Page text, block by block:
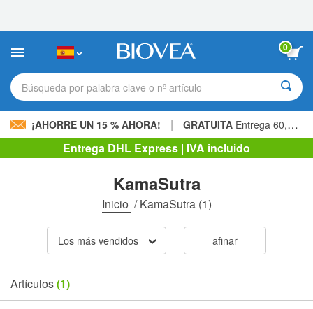
sitio
incluye
sistema
de
0
Búsqueda por palabra clave o nº artículo
¡AHORRE UN 15 % AHORA! | GRATUITA Entrega 60,00 € »
Entrega DHL Express | IVA incluido
KamaSutra
Inicio /KamaSutra(1)
Los más vendidos afinar
Artículos(1)